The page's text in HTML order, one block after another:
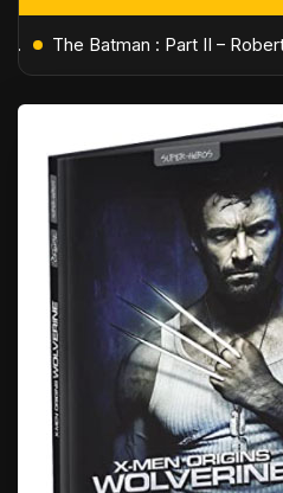
L'Âge de Glace : Le Réveil du Volcan – Manny, Sid et Diego de retour pour une aventure explosive